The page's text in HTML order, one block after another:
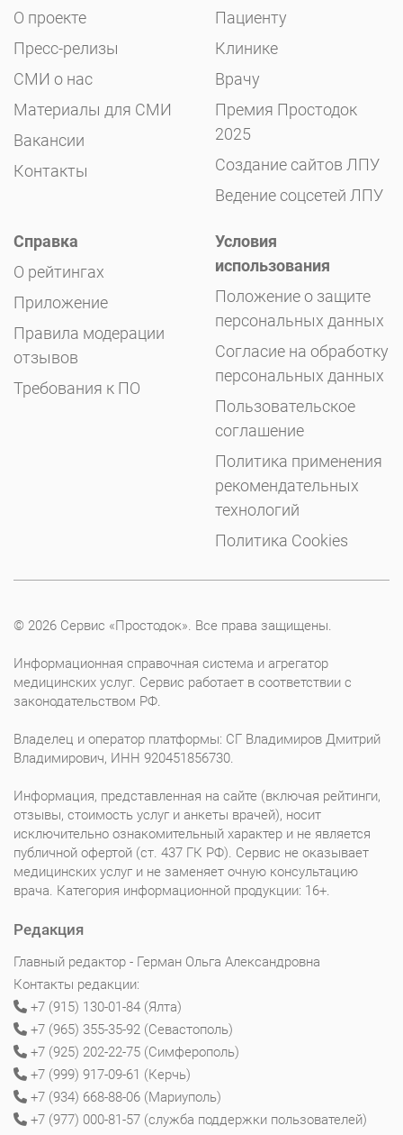
О проекте
Пресс-релизы
СМИ о нас
Материалы для СМИ
Вакансии
Контакты
Пациенту
Клинике
Врачу
Премия Простодок
2025
Создание сайтов ЛПУ
Ведение соцсетей ЛПУ
Справка
О рейтингах
Приложение
Правила модерации
отзывов
Требования к ПО
Условия
использования
Положение о защите
персональных данных
Согласие на обработку
персональных данных
Пользовательское
соглашение
Политика применения
рекомендательных
технологий
Политика Cookies
© 2026 Сервис «Простодок». Все права защищены.
Информационная справочная система и агрегатор
медицинских услуг. Сервис работает в соответствии с
законодательством РФ.
Владелец и оператор платформы: СГ Владимиров Дмитрий
Владимирович, ИНН 920451856730.
Информация, представленная на сайте (включая рейтинги,
отзывы, стоимость услуг и анкеты врачей), носит
исключительно ознакомительный характер и не является
публичной офертой (ст. 437 ГК РФ). Сервис не оказывает
медицинских услуг и не заменяет очную консультацию
врача. Категория информационной продукции: 16+.
Редакция
Главный редактор - Герман Ольга Александровна
Контакты редакции:
+7 (915) 130-01-84 (Ялта)
+7 (965) 355-35-92 (Севастополь)
+7 (925) 202-22-75 (Симферополь)
+7 (999) 917-09-61 (Керчь)
+7 (934) 668-88-06 (Мариуполь)
+7 (977) 000-81-57 (служба поддержки пользователей)